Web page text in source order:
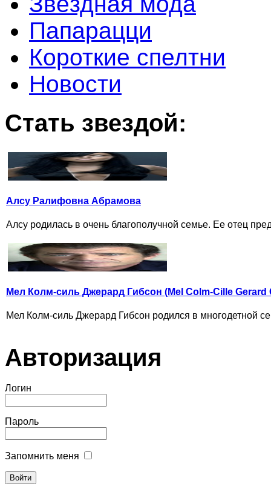
Папарацци
Короткие спелтни
Новости
Стать звездой:
Алсу Ралифовна Абрамова
Алсу родилась в очень благополучной семье. Ее отец
Мел Колм-силь Джерард Гибсон (Mel Colm-Cille Gerard
Мел Колм-силь Джерард Гибсон родился в многодетной
Авторизация
Логин
Пароль
Запомнить меня